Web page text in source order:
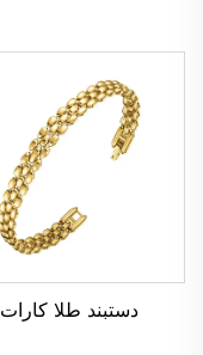
دستبند طلا کارات